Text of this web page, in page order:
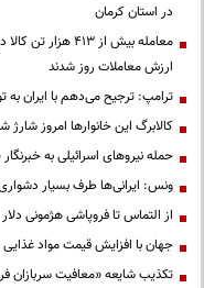
در استان کرمان
معامله بیش از
ارزش معاملات روز شدند
ترامپ: ترجیح می‌دهم با ایران به
کالابرگ این خانوارها امروز شارژ
حمله نیروهای اسرائیلی به
ونس: ایرانی‌ها طرف بسیار
از التماس تا فروپاشی هژمونی دلار
جهان با افزایش قیمت مواد
تکذیب شایعه «معافیت سربازان